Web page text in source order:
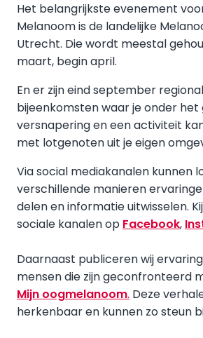
Het belangrijkste evenement
Melanoom is de landelijke
Utrecht. Die wordt meestal
maart, begin april.
En er zijn eind september
bijeenkomsten waar je onder
versnapering en een activiteit
met lotgenoten uit je eigen
Via social mediakanalen kunnen
verschillende manieren
delen en informatie uitwisselen.
sociale kanalen op Facebook,
Daarnaast publiceren wij
mensen die zijn geconfronteerd
Mijn oogmelanoom. Deze
herkenbaar en kunnen zo steun